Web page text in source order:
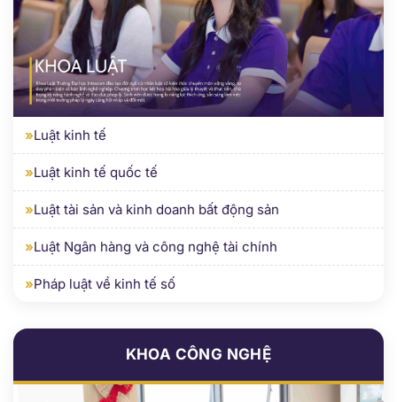
»Luật kinh tế
»Luật kinh tế quốc tế
»Luật tài sản và kinh doanh bất động sản
»Luật Ngân hàng và công nghệ tài chính
»Pháp luật về kinh tế số